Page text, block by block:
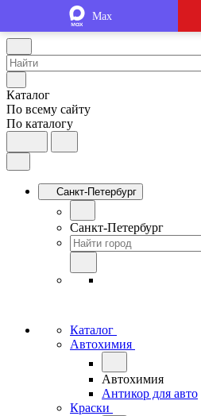
Каталог
По всему сайту
По каталогу
Санкт-Петербург
Санкт-Петербург
Каталог
Автохимия
Автохимия
Антикор для авто
Краски
Max